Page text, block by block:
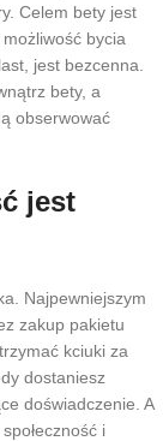
Celem bety jest
bycia
jest bezcenna.
bety, a
obserwować
jest
Najpewniejszym
zakup pakietu
kciuki za
dostaniesz
doświadczenie. A
i